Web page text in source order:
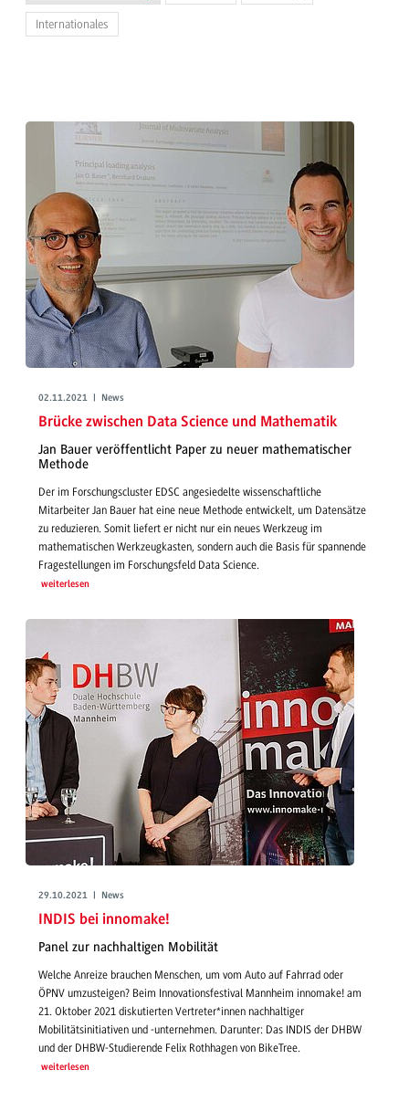
Internationales
02.11.2021 | News
Brücke zwischen Data Science und Mathematik
Jan Bauer veröffentlicht Paper zu neuer mathematischer
Methode
Der im Forschungscluster EDSC angesiedelte wissenschaftliche
Mitarbeiter Jan Bauer hat eine neue Methode entwickelt, um Datensätze
zu reduzieren. Somit liefert er nicht nur ein neues Werkzeug im
mathematischen Werkzeugkasten, sondern auch die Basis für spannende
Fragestellungen im Forschungsfeld Data Science.
weiterlesen
29.10.2021 | News
INDIS bei innomake!
Panel zur nachhaltigen Mobilität
Welche Anreize brauchen Menschen, um vom Auto auf Fahrrad oder
ÖPNV umzusteigen? Beim Innovationsfestival Mannheim innomake! am
21. Oktober 2021 diskutierten Vertreter*innen nachhaltiger
Mobilitätsinitiativen und -unternehmen. Darunter: Das INDIS der DHBW
und der DHBW-Studierende Felix Rothhagen von BikeTree.
weiterlesen